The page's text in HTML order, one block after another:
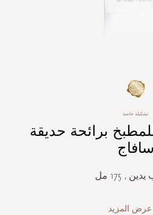
تشكيلة خاصة
برائحة حديقة
سافاج
, 175 مل
عرض المزيد